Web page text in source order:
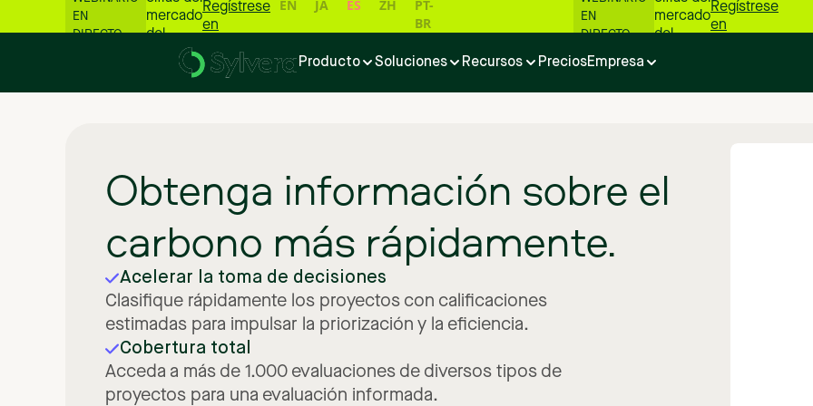
EN
DIRECTO
mercado
del
carbono
Regístrese
en
EN JA ES ZH
PT-
BR
EN
DIRECTO
mercado
del
Regístrese
en
Producto Soluciones Recursos PreciosEmpresa
Obtenga información sobre el
carbono más rápidamente.
Acelerar la toma de decisiones
Clasifique rápidamente los proyectos con calificaciones
estimadas para impulsar la priorización y la eficiencia.
Cobertura total
Acceda a más de 1.000 evaluaciones de diversos tipos de
proyectos para una evaluación informada.